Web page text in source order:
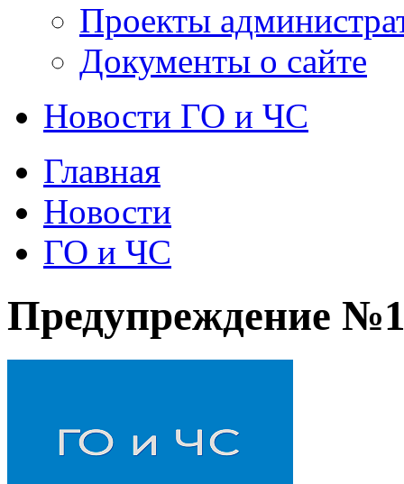
Проекты
Документы о сайте
Новости ГО и ЧС
Главная
Новости
ГО и ЧС
Предупреждение